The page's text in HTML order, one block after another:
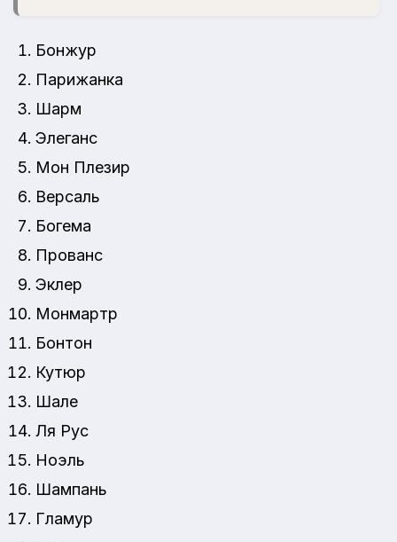
Бонжур
Парижанка
Шарм
Элеганс
Мон Плезир
Версаль
Богема
Прованс
Эклер
Монмартр
Бонтон
Кутюр
Шале
Ля Рус
Ноэль
Шампань
Гламур